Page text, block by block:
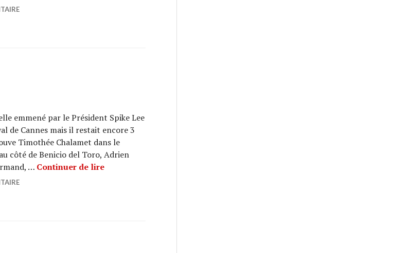
emmené par le Président Spike Lee
de Cannes mais il restait encore 3
Timothée Chalamet dans le
côté de Benicio del Toro, Adrien
… Continuer de lireCANNES 2021 : 17 juillet 2021